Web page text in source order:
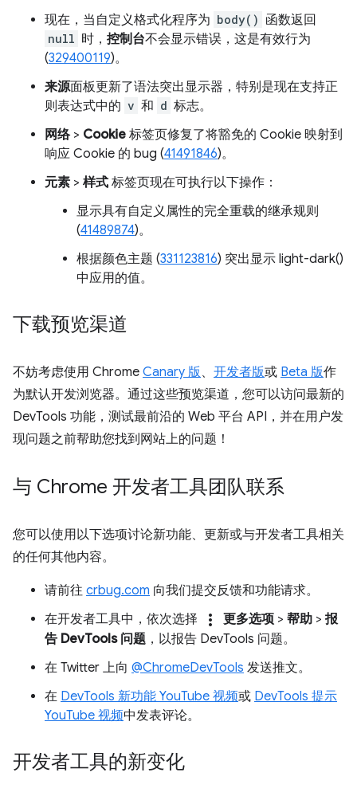
现在，当自定义格式化程序为 body() 函数返回
null 时， 控制台不会显示错误，这是有效行为
(329400119)。
来源面板更新了语法突出显示器，特别是现在支持正
则表达式中的 v 和 d 标志。
网络> Cookie 标签页修复了将豁免的 Cookie 映射到
响应 Cookie 的 bug (41491846)。
元素 > 样式 标签页现在可执行以下操作：
显示具有自定义属性的完全重载的继承规则
(41489874)。
根据颜色主题 (331123816) 突出显示 light-dark()
中应用的值。
下载预览渠道
不妨考虑使用 Chrome Canary 版 、 开发者版或 Beta 版作
为默认开发浏览器。通过这些预览渠道，您可以访问最新的
DevTools 功能，测试最前沿的 Web 平台 API，并在用户发
现问题之前帮助您找到网站上的问题！
与 Chrome 开发者工具团队联系
您可以使用以下选项讨论新功能、更新或与开发者工具相关
的任何其他内容。
请前往 crbug.com 向我们提交反馈和功能请求。
在开发者工具中，依次选择
more_vert 更多选项 > 帮助 > 报
告 DevTools 问题 ，以报告 DevTools 问题。
在 Twitter 上向 @ChromeDevTools 发送推文。
在 DevTools 新功能 YouTube 视频或 DevTools 提示
YouTube 视频中发表评论。
开发者工具的新变化